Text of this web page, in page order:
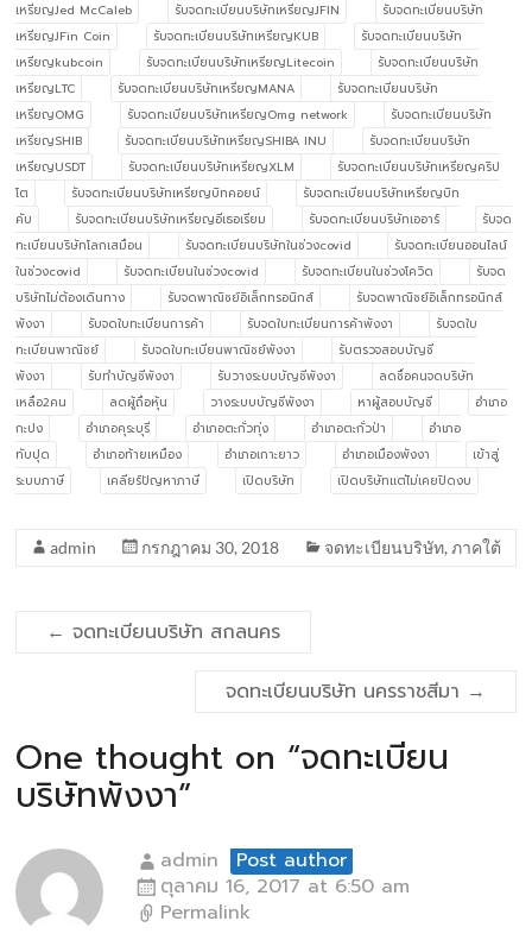
เหรียญJed McCaleb
รับจดทะเบียนบริษัทเหรียญJFIN
รับจดทะเบียนบริษัท
เหรียญJFin Coin
รับจดทะเบียนบริษัทเหรียญKUB
รับจดทะเบียนบริษัท
เหรียญkubcoin
รับจดทะเบียนบริษัทเหรียญLitecoin
รับจดทะเบียนบริษัท
เหรียญLTC
รับจดทะเบียนบริษัทเหรียญMANA
รับจดทะเบียนบริษัท
เหรียญOMG
รับจดทะเบียนบริษัทเหรียญOmg network
รับจดทะเบียนบริษัท
เหรียญSHIB
รับจดทะเบียนบริษัทเหรียญSHIBA INU
รับจดทะเบียนบริษัท
เหรียญUSDT
รับจดทะเบียนบริษัทเหรียญXLM
รับจดทะเบียนบริษัทเหรียญคริป
โต
รับจดทะเบียนบริษัทเหรียญบิทคอยน์
รับจดทะเบียนบริษัทเหรียญบิท
คับ
รับจดทะเบียนบริษัทเหรียญอีเธอเรียม รับจดทะเบียนบริษัทเออาร์
รับจด
ทะเบียนบริษัทโลกเสมือน
รับจดทะเบียนบริษัทในช่วงcovid
รับจดทะเบียนออนไลน์
ในช่วงcovid
รับจดทะเบียนในช่วงcovid รับจดทะเบียนในช่วงโควิด
รับจด
บริษัทไม่ต้องเดินทาง
รับจดพาณิชย์อิเล็กทรอนิกส์
รับจดพาณิชย์อิเล็กทรอนิกส์
พังงา
รับจดใบทะเบียนการค้า รับจดใบทะเบียนการค้าพังงา
รับจดใบ
ทะเบียนพาณิชย์
รับจดใบทะเบียนพาณิชย์พังงา
รับตรวจสอบบัญชี
พังงา
รับทำบัญชีพังงา รับวางระบบบัญชีพังงา
ลดชื่อคนจดบริษัท
เหลือ2คน
ลดผู้ถือหุ้น วางระบบบัญชีพังงา หาผู้สอบบัญชี
อำเภอ
กะปง
อำเภอคุระบุรี อำเภอตะกั่วทุ่ง อำเภอตะกั่วป่า
อำเภอ
ทับปุด
อำเภอท้ายเหมือง อำเภอเกาะยาว อำเภอเมืองพังงา
เข้าสู่
ระบบภาษี
เคลียร์ปัญหาภาษี เปิดบริษัท เปิดบริษัทแต่ไม่เคยปิดงบ
admin กรกฎาคม 30, 2018 จดทะเบียนบริษัท,ภาคใต้
← จดทะเบียนบริษัท สกลนคร
จดทะเบียนบริษัท นครราชสีมา →
One thought on “จดทะเบียน
บริษัทพังงา”
admin
Post author
ตุลาคม 16, 2017 at 6:50 am
Permalink